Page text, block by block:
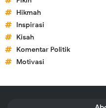
Hikmah
Inspirasi
Kisah
Komentar Politik
Motivasi